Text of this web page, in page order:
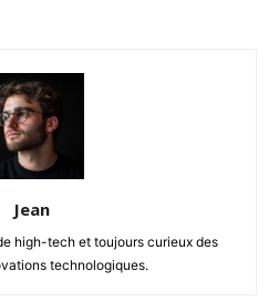
Jean
high-tech et toujours curieux des
technologiques.